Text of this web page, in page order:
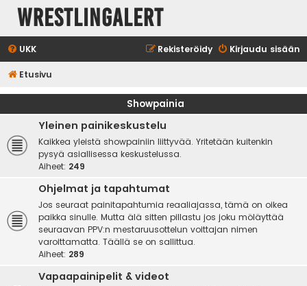
WrestlingAlert
UKK Kirjaudu sisään
Rekisteröidy
Etusivu
Showpainia
Yleinen painikeskustelu
Kaikkea yleistä showpainiin liittyvää. Yritetään kuitenkin
pysyä asiallisessa keskustelussa.
Aiheet: 249
Ohjelmat ja tapahtumat
Jos seuraat painitapahtumia reaaliajassa, tämä on oikea
paikka sinulle. Mutta älä sitten pillastu jos joku möläyttää
seuraavan PPV:n mestaruusottelun voittajan nimen
varoittamatta. Täällä se on sallittua.
Aiheet: 289
Vapaapainipelit & videot